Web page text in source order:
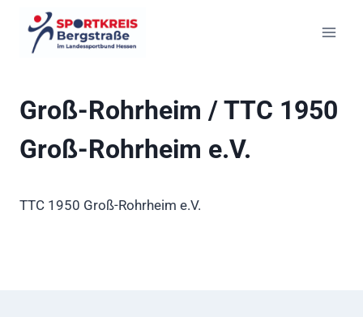
Inhalt
springen
Groß-Rohrheim / TTC 1950
Groß-Rohrheim e.V.
TTC 1950 Groß-Rohrheim e.V.